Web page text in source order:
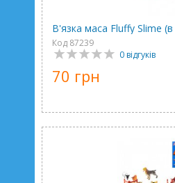
В'язка маса Fluffy Slime
Код 87239
0 відгуків
70 грн